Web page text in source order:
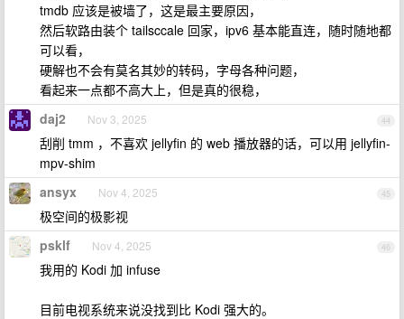
tmdb 应该是被墙了，这是最主要原因，
然后软路由装个 tailsccale 回家，ipv6 基本能直连，随时随地都
可以看，
硬解也不会有莫名其妙的转码，字母各种问题，
看起来一点都不高大上，但是真的很稳，
44
daj2 Nov 3, 2025
刮削 tmm ，不喜欢 jellyfin 的 web 播放器的话，可以用 jellyfin-
mpv-shim
45
ansyx Nov 4, 2025
极空间的极影视
46
psklf Nov 4, 2025
我用的 Kodi 加 infuse
目前电视系统来说没找到比 Kodi 强大的。